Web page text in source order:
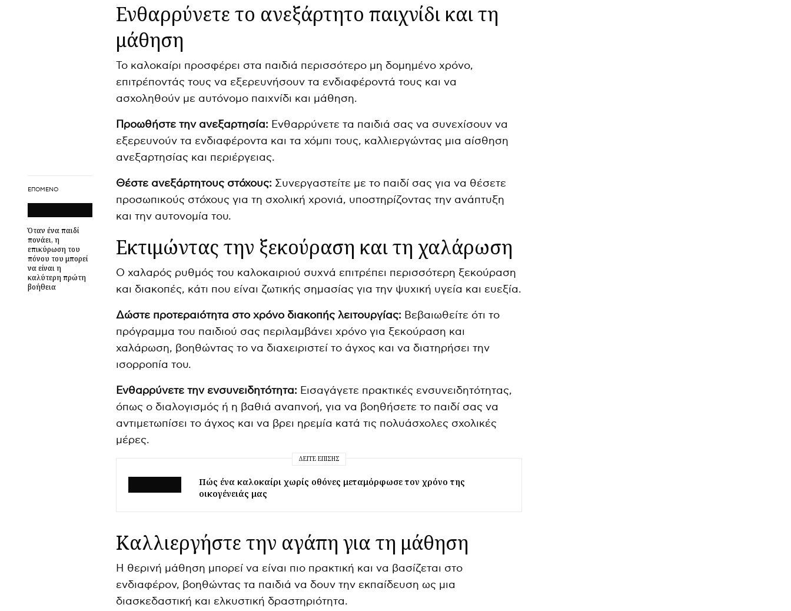
ΕΠΌΜΕΝΟ
Όταν ένα παιδί
πονάει, η
επικύρωση του
πόνου του μπορεί
να είναι η
καλύτερη πρώτη
βοήθεια
Ενθαρρύνετε το ανεξάρτητο παιχνίδι και τη
μάθηση
Το καλοκαίρι προσφέρει στα παιδιά περισσότερο μη δομημένο χρόνο,
επιτρέποντάς τους να εξερευνήσουν τα ενδιαφέροντά τους και να
ασχοληθούν με αυτόνομο παιχνίδι και μάθηση.
Προωθήστε την ανεξαρτησία: Ενθαρρύνετε τα παιδιά σας να συνεχίσουν να
εξερευνούν τα ενδιαφέροντα και τα χόμπι τους, καλλιεργώντας μια αίσθηση
ανεξαρτησίας και περιέργειας.
Θέστε ανεξάρτητους στόχους: Συνεργαστείτε με το παιδί σας για να θέσετε
προσωπικούς στόχους για τη σχολική χρονιά, υποστηρίζοντας την ανάπτυξη
και την αυτονομία του.
Εκτιμώντας την ξεκούραση και τη χαλάρωση
Ο χαλαρός ρυθμός του καλοκαιριού συχνά επιτρέπει περισσότερη ξεκούραση
και διακοπές, κάτι που είναι ζωτικής σημασίας για την ψυχική υγεία και ευεξία.
Δώστε προτεραιότητα στο χρόνο διακοπής λειτουργίας: Βεβαιωθείτε ότι το
πρόγραμμα του παιδιού σας περιλαμβάνει χρόνο για ξεκούραση και
χαλάρωση, βοηθώντας το να διαχειριστεί το άγχος και να διατηρήσει την
ισορροπία του.
Ενθαρρύνετε την ενσυνειδητότητα: Εισαγάγετε πρακτικές ενσυνειδητότητας,
όπως ο διαλογισμός ή η βαθιά αναπνοή, για να βοηθήσετε το παιδί σας να
αντιμετωπίσει το άγχος και να βρει ηρεμία κατά τις πολυάσχολες σχολικές
μέρες.
ΔΕΊΤΕ ΕΠΊΣΗΣ
Πώς ένα καλοκαίρι χωρίς οθόνες μεταμόρφωσε τον χρόνο της
οικογένειάς μας
Καλλιεργήστε την αγάπη για τη μάθηση
Η θερινή μάθηση μπορεί να είναι πιο πρακτική και να βασίζεται στο
ενδιαφέρον, βοηθώντας τα παιδιά να δουν την εκπαίδευση ως μια
διασκεδαστική και ελκυστική δραστηριότητα.